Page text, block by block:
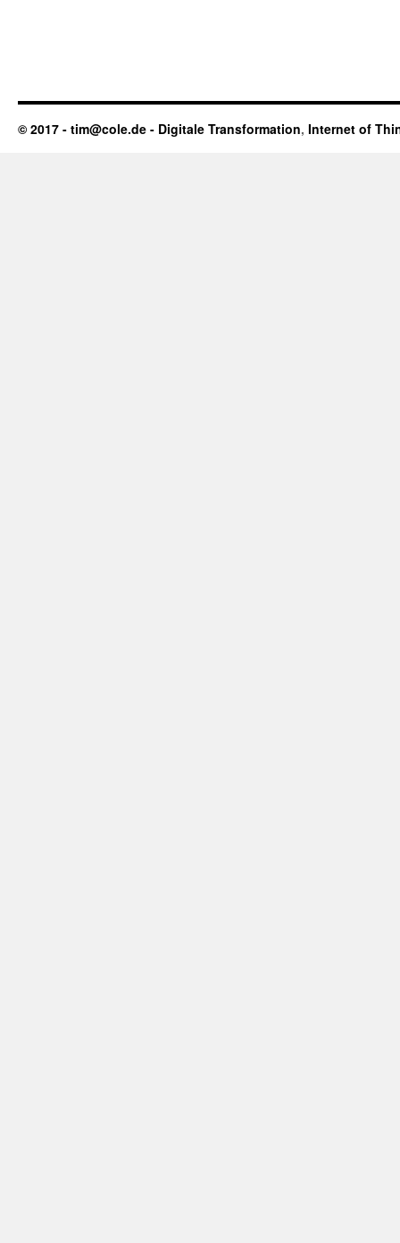
© 2017 - tim@cole.de - Digitale Transformation, Internet of